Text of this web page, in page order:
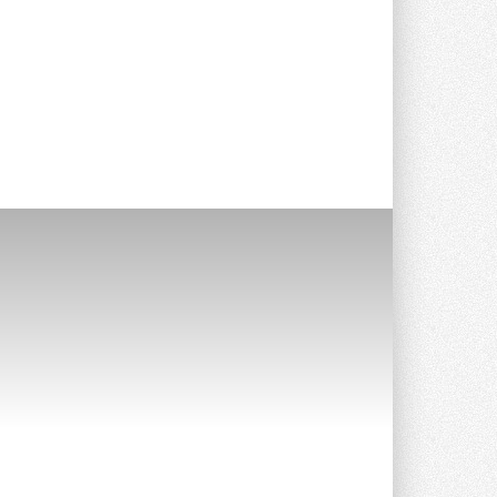
сделать кондиционирование